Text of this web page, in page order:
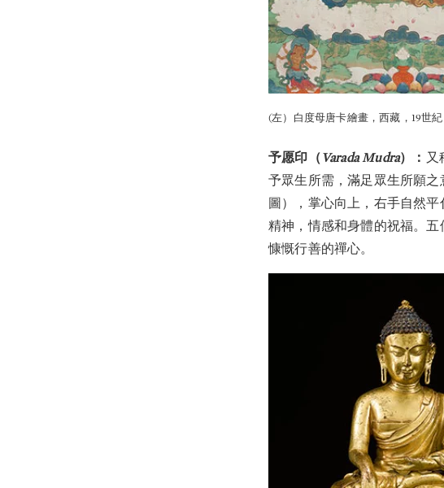
(左）白度母唐卡繪畫，西藏，19世
予愿印（Varada Mudra）： 又
予眾生所需，滿足眾生所願
圖），掌心向上，右手自然
精神，情感和身體的祝福。
慷慨行善的禪心。